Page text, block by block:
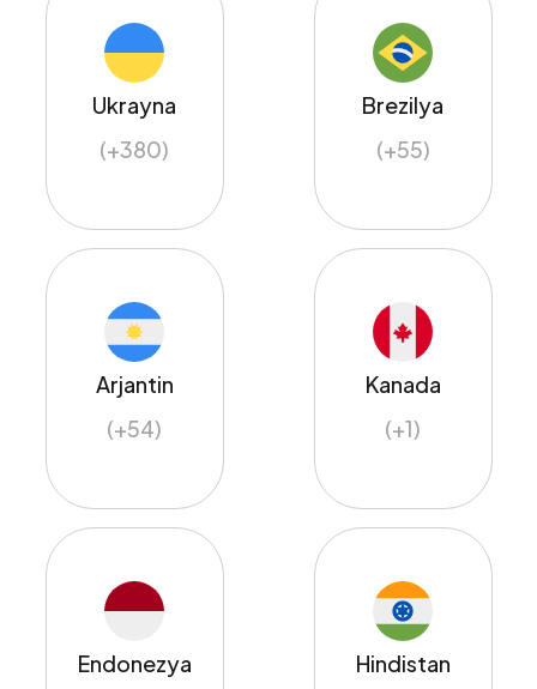
Ukrayna
(+380)
Brezilya
(+55)
Arjantin
(+54)
Kanada
(+1)
Endonezya
Hindistan